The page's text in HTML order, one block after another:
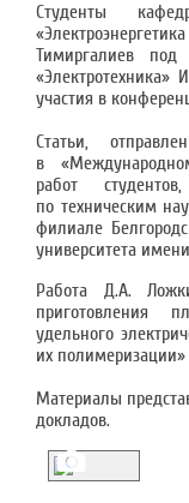
Студенты
Тимиргалиев под
«Электротехника»
участия в
Статьи,
в
работ
по техническим
филиале
университета
Работа Д.А.
приготовления
удельного
их
Материалы
докладов.